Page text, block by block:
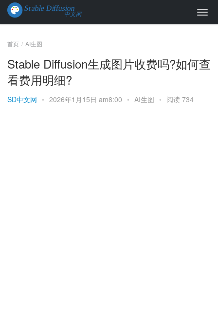
首页 AI生图
Stable Diffusion生成图片收费吗?如何查
看费用明细?
SD中文网 • 2026年1月15日 am8:00 • AI生图 • 阅读 734